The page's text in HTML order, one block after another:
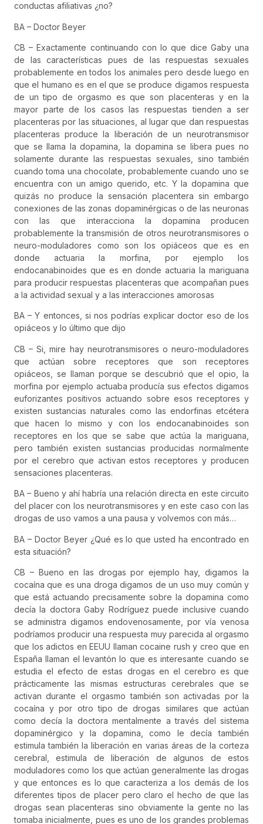
conductas afiliativas ¿no?
BA – Doctor Beyer
CB – Exactamente continuando con lo que dice Gaby una
de las características pues de las respuestas sexuales
probablemente en todos los animales pero desde luego en
que el humano es en el que se produce digamos respuesta
de un tipo de orgasmo es que son placenteras y en la
mayor parte de los casos las respuestas tienden a ser
placenteras por las situaciones, al lugar que dan respuestas
placenteras produce la liberación de un neurotransmisor
que se llama la dopamina, la dopamina se libera pues no
solamente durante las respuestas sexuales, sino también
cuando toma una chocolate, probablemente cuando uno se
encuentra con un amigo querido, etc. Y la dopamina que
quizás no produce la sensación placentera sin embargo
conexiones de las zonas dopaminérgicas o de las neuronas
con las que interacciona la dopamina producen
probablemente la transmisión de otros neurotransmisores o
neuro-moduladores como son los opiáceos que es en
donde actuaria la morfina, por ejemplo los
endocanabinoides que es en donde actuaria la mariguana
para producir respuestas placenteras que acompañan pues
a la actividad sexual y a las interacciones amorosas
BA – Y entonces, si nos podrías explicar doctor eso de los
opiáceos y lo último que dijo
CB – Si, mire hay neurotransmisores o neuro-moduladores
que actúan sobre receptores que son receptores
opiáceos, se llaman porque se descubrió que el opio, la
morfina por ejemplo actuaba producía sus efectos digamos
euforizantes positivos actuando sobre esos receptores y
existen sustancias naturales como las endorfinas etcétera
que hacen lo mismo y con los endocanabinoides son
receptores en los que se sabe que actúa la mariguana,
pero también existen sustancias producidas normalmente
por el cerebro que activan estos receptores y producen
sensaciones placenteras.
BA – Bueno y ahí habría una relación directa en este circuito
del placer con los neurotransmisores y en este caso con las
drogas de uso vamos a una pausa y volvemos con más…
BA – Doctor Beyer ¿Qué es lo que usted ha encontrado en
esta situación?
CB – Bueno en las drogas por ejemplo hay, digamos la
cocaína que es una droga digamos de un uso muy común y
que está actuando precisamente sobre la dopamina como
decía la doctora Gaby Rodríguez puede inclusive cuando
se administra digamos endovenosamente, por vía venosa
podríamos producir una respuesta muy parecida al orgasmo
que los adictos en EEUU llaman cocaine rush y creo que en
España llaman el levantón lo que es interesante cuando se
estudia el efecto de estas drogas en el cerebro es que
prácticamente las mismas estructuras cerebrales que se
activan durante el orgasmo también son activadas por la
cocaína y por otro tipo de drogas similares que actúan
como decía la doctora mentalmente a través del sistema
dopaminérgico y la dopamina, como le decía también
estimula también la liberación en varias áreas de la corteza
cerebral, estimula de liberación de algunos de estos
moduladores como los que actúan generalmente las drogas
y que entonces es lo que caracteriza a los demás de los
diferentes tipos de placer pero claro el hecho de que las
drogas sean placenteras sino obviamente la gente no las
tomaba inicialmente, pues es uno de los grandes problemas